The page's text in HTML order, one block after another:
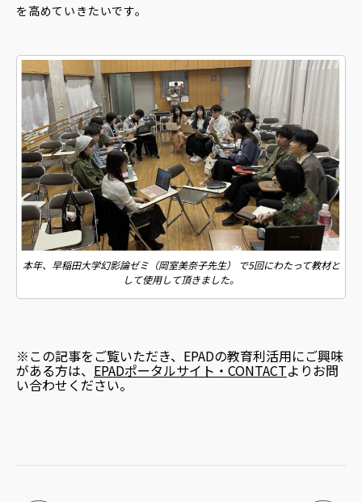
を高めていきたいです。
本年、早稲田大学幻影論ゼミ（岡室美奈子先生） で5回にわたって教材と
して使用して頂きました。
※この記事をご覧いただき、EPADの教育利活用にご興味
がある方は、 EPADポータルサイト・CONTACTよりお問
い合わせください。